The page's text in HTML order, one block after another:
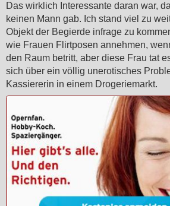
Das wirklich Interessante daran war,
keinen Mann gab. Ich stand viel zu
Objekt der Begierde infrage zu
wie Frauen Flirtposen annehmen,
den Raum betritt, aber diese Frau tat
sich über ein völlig unerotisches
Kassiererin in einem Drogeriemarkt.